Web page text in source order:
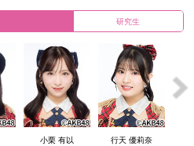
研究生
小栗 有以 行天 優莉奈